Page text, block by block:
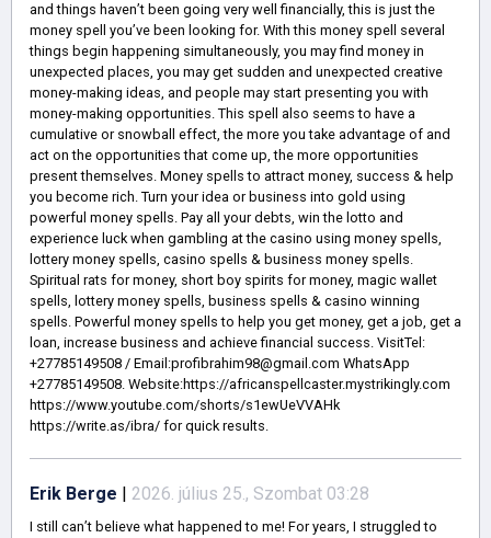
and things haven’t been going very well financially, this is just the
money spell you’ve been looking for. With this money spell several
things begin happening simultaneously, you may find money in
unexpected places, you may get sudden and unexpected creative
money-making ideas, and people may start presenting you with
money-making opportunities. This spell also seems to have a
cumulative or snowball effect, the more you take advantage of and
act on the opportunities that come up, the more opportunities
present themselves. Money spells to attract money, success & help
you become rich. Turn your idea or business into gold using
powerful money spells. Pay all your debts, win the lotto and
experience luck when gambling at the casino using money spells,
lottery money spells, casino spells & business money spells.
Spiritual rats for money, short boy spirits for money, magic wallet
spells, lottery money spells, business spells & casino winning
spells. Powerful money spells to help you get money, get a job, get a
loan, increase business and achieve financial success. VisitTel:
+27785149508 / Email:profibrahim98@gmail.com WhatsApp
+27785149508. Website:https://africanspellcaster.mystrikingly.com
https://www.youtube.com/shorts/s1ewUeVVAHk
https://write.as/ibra/ for quick results.
Erik Berge | 2026. július 25., Szombat 03:28
I still can’t believe what happened to me! For years, I struggled to